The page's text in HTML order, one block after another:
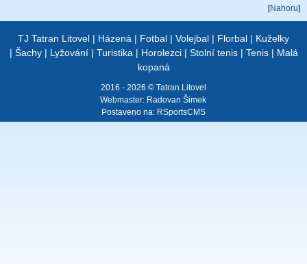
[Nahoru]
TJ Tatran Litovel | Házená | Fotbal | Volejbal | Florbal | Kuželky
| Šachy| Lyžování| Turistika | Horolezci| Stolní tenis| Tenis| Malá
kopaná
2016 - 2026 © Tatran Litovel
Webmaster: Radovan Šimek
Postaveno na: RSportsCMS